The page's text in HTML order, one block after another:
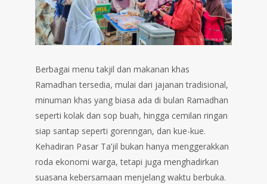
Berbagai menu takjil dan makanan khas
Ramadhan tersedia, mulai dari jajanan tradisional,
minuman khas yang biasa ada di bulan Ramadhan
seperti kolak dan sop buah, hingga cemilan ringan
siap santap seperti gorenngan, dan kue-kue.
Kehadiran Pasar Ta’jil bukan hanya menggerakkan
roda ekonomi warga, tetapi juga menghadirkan
suasana kebersamaan menjelang waktu berbuka.